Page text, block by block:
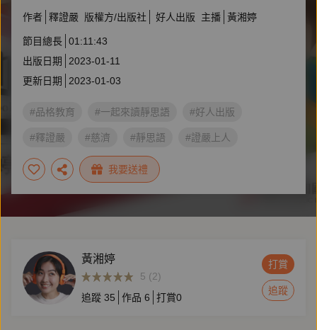
作者 釋證嚴 版權方/出版社 好人出版 主播 黃湘婷
節目總長 01:11:43
出版日期
2023-01-11
更新日期
2023-01-03
#品格教育 #一起來讀靜思語 #好人出版
#釋證嚴 #慈濟 #靜思語 #證嚴上人
我要送禮
黃湘婷
5 (2)
追蹤 35 作品 6 打賞0
打賞
追蹤